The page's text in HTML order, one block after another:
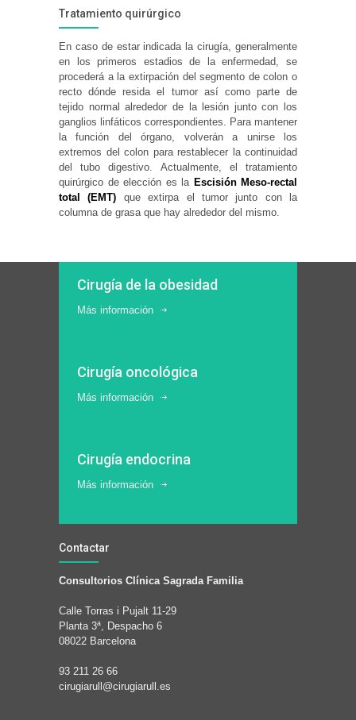
Tratamiento quirúrgico
En caso de estar indicada la cirugía, generalmente
en los primeros estadios de la enfermedad, se
procederá a la extirpación del segmento de colon o
recto dónde resida el tumor así como parte de
tejido normal alrededor de la lesión junto con los
ganglios linfáticos correspondientes. Para mantener
la función del órgano, volverán a unirse los
extremos del colon para restablecer la continuidad
del tubo digestivo. Actualmente, el tratamiento
quirúrgico de elección es la Escisión Meso-rectal
total (EMT) que extirpa el tumor junto con la
columna de grasa que hay alrededor del mismo.
Cirugía de la obesidad
Más información
Cirugía oncológica
Más información
Cirugía endocrina
Más información
Contactar
Consultorios Clínica Sagrada Familia
Calle Torras i Pujalt 11-29
Planta 3ª, Despacho 6
08022 Barcelona
93 211 26 66
cirugiarull@cirugiarull.es